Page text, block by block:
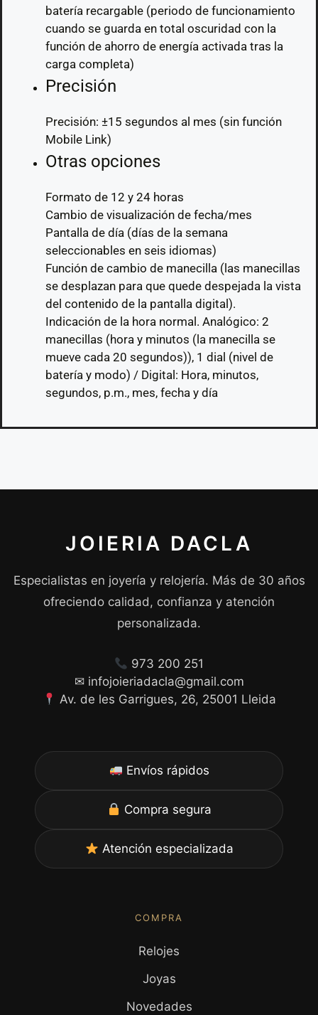
batería recargable (periodo de funcionamiento
cuando se guarda en total oscuridad con la
función de ahorro de energía activada tras la
carga completa)
Precisión
Precisión: ±15 segundos al mes (sin función
Mobile Link)
Otras opciones
Formato de 12 y 24 horas
Cambio de visualización de fecha/mes
Pantalla de día (días de la semana
seleccionables en seis idiomas)
Función de cambio de manecilla (las manecillas
se desplazan para que quede despejada la vista
del contenido de la pantalla digital).
Indicación de la hora normal. Analógico: 2
manecillas (hora y minutos (la manecilla se
mueve cada 20 segundos)), 1 dial (nivel de
batería y modo) / Digital: Hora, minutos,
segundos, p.m., mes, fecha y día
JOIERIA DACLA
Especialistas en joyería y relojería. Más de 30 años
ofreciendo calidad, confianza y atención
personalizada.
973 200 251
✉ infojoieriadacla@gmail.com
Av. de les Garrigues, 26, 25001 Lleida
Envíos rápidos
Compra segura
Atención especializada
COMPRA
Relojes
Joyas
Novedades